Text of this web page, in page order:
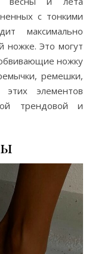
с тонкими
максимально
ножке. Это могут
ножку
ремешки,
элементов
трендовой и